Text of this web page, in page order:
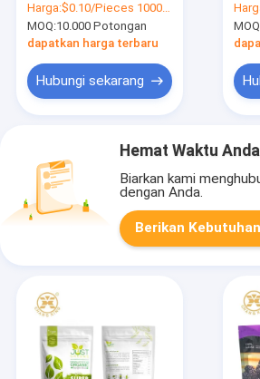
kembali
Harga:$0.10/Pieces 1000-99999 Pieces
MOQ:10.000 Potongan
dapatkan harga terbaru
Hubungi sekarang
Hemat Waktu Anda
Biarkan kami
dengan Anda.
Berikan